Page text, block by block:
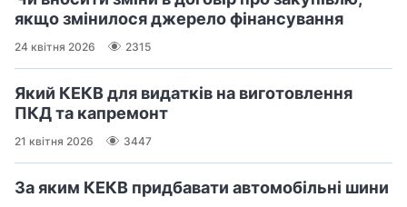
якщо змінилося джерело фінансування
24 квітня 2026 2315
Який КЕКВ для видатків на виготовлення
ПКД та капремонт
21 квітня 2026 3447
За яким КЕКВ придбавати автомобільні шини